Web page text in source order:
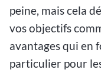
peine, mais cela
vos objectifs
avantages qui en
particulier pour